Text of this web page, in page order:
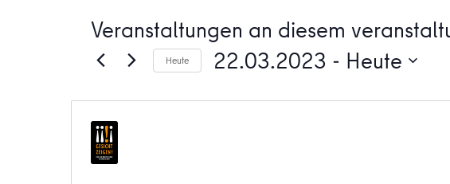
Veranstaltungen an diesem
Heute 22.03.2023 - Heute
wählen.